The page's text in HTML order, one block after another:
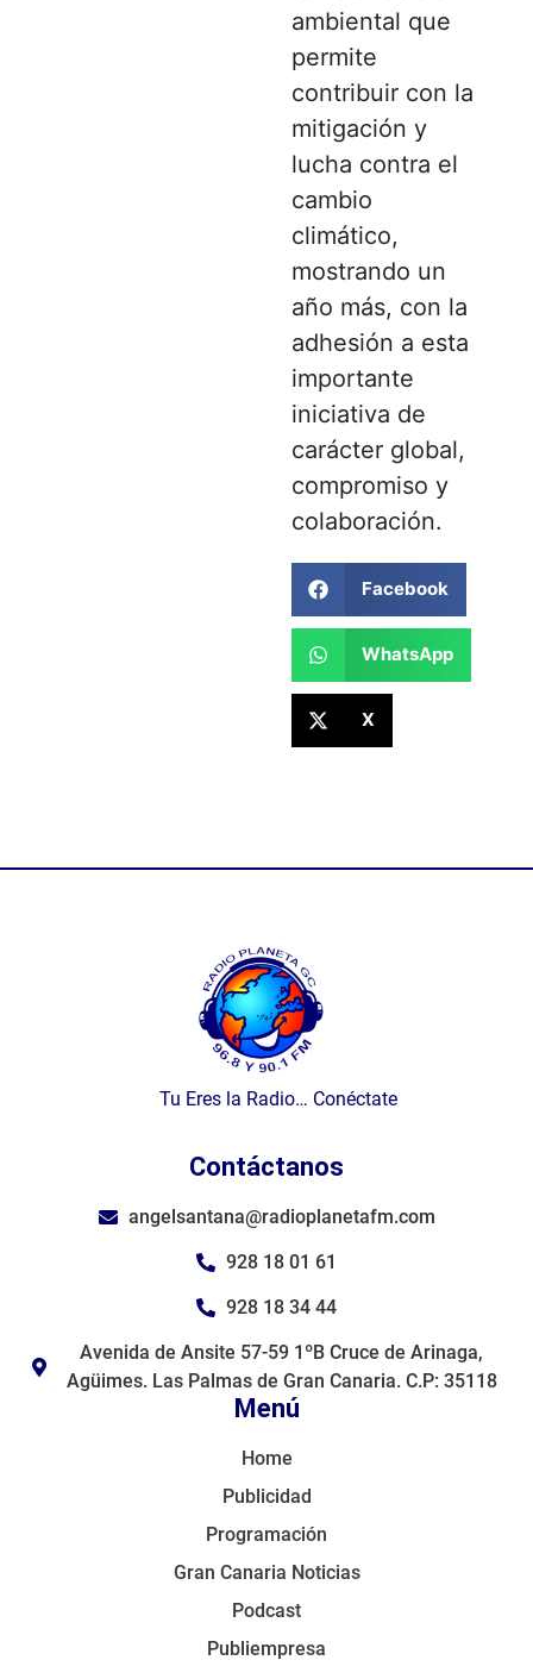
ambiental que
permite
contribuir con la
mitigación y
lucha contra el
cambio
climático,
mostrando un
año más, con la
adhesión a esta
importante
iniciativa de
carácter global,
compromiso y
colaboración.
Facebook
WhatsApp
X
Tu Eres la Radio… Conéctate
Menú
Home
Publicidad
Programación
Gran Canaria Noticias
Podcast
Publiempresa
Contáctanos
angelsantana@radioplanetafm.com
928 18 01 61
928 18 34 44
Avenida de Ansite 57-59 1ºB Cruce de Arinaga,
Agüimes. Las Palmas de Gran Canaria. C.P: 35118